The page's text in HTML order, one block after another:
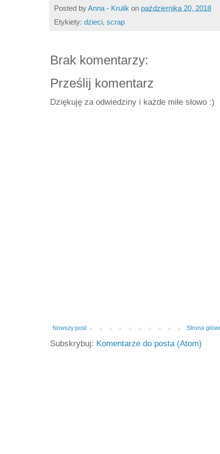
Posted byAnna - Krulik on października 20, 2018
Etykiety: dzieci, scrap
Brak komentarzy:
Prześlij komentarz
Dziękuję za odwiedziny i każde miłe słowo :)
Nowszy post Strona
Subskrybuj: Komentarze do posta (Atom)